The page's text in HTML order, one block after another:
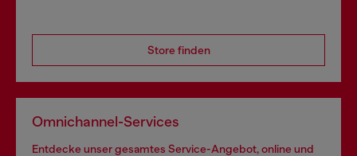
Store finden
Omnichannel-Services
Entdecke unser gesamtes Service-Angebot, online und